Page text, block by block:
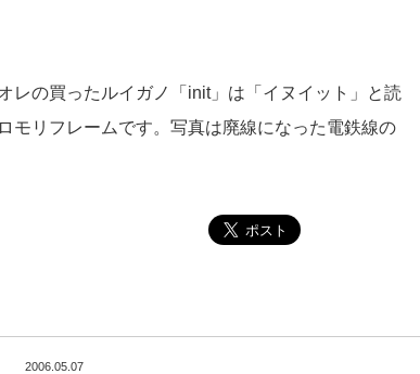
レの買ったルイガノ「init」は「イヌイット」と読
モリフレームです。写真は廃線になった電鉄線の
2006.05.07